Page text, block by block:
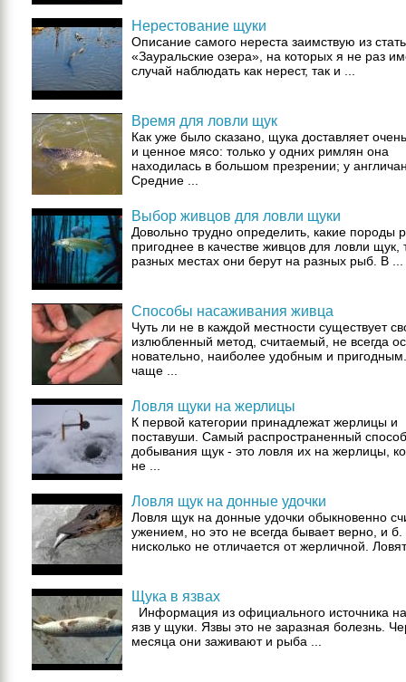
Нерестование щуки
Описание самого нереста заимствую из
«Зауральские озера», на которых я не раз
случай наблюдать как нерест, так и ...
Время для ловли щук
Как уже было сказано, щука доставляет
и ценное мясо: только у одних римлян она
находилась в большом презрении; у
Средние ...
Выбор живцов для ловли щуки
Довольно трудно определить, какие породы
пригоднее в качестве живцов для ловли щук,
разных местах они берут на разных рыб. В ...
Способы насаживания живца
Чуть ли не в каждой местности существует
излюбленный метод, считаемый, не всегда ос
новательно, наиболее удобным и
чаще ...
Ловля щуки на жерлицы
К первой категории принадлежат жерлицы и
поставуши. Самый распространенный способ
добывания щук - это ловля их на жерлицы,
не ...
Ловля щук на донные удочки
Ловля щук на донные удочки обыкновенно
ужением, но это не всегда бывает верно, и б.
нисколько не отличается от жерличной.
Щука в язвах
Информация из официального источника
язв у щуки. Язвы это не заразная болезнь.
месяца они заживают и рыба ...